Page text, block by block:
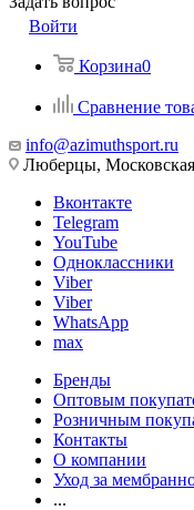
Войти
Корзина0
Сравнение
info@azimuthsport.ru
Люберцы,
Вконтакте
Telegram
YouTube
Одноклассники
Viber
Viber
WhatsApp
max
Бренды
Оптовым
Розничным
Контакты
О компании
Уход за
...